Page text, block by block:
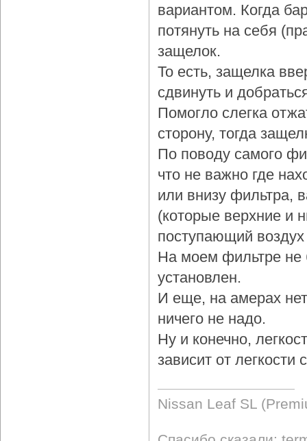
вариантом. Когда
потянуть на себя
защелок.
То есть, защелка
сдвинуть и
Помогло слегка
сторону, тогда
По поводу самого
что не важно где
или внизу фильтра,
(которые верхние и
поступающий
На моем фильтре не
установлен.
И еще, на амерах
ничего не надо.
Ну и конечно,
зависит от
Nissan Leaf SL